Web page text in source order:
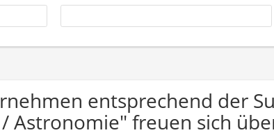
entsprechend der
Astronomie" freuen sich